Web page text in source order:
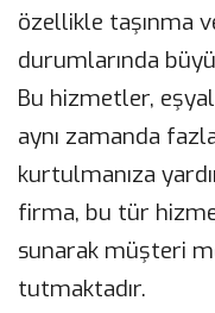
özellikle taşınma
durumlarında
Bu hizmetler,
aynı zamanda
kurtulmanıza
firma, bu tür
sunarak müşteri
tutmaktadır.